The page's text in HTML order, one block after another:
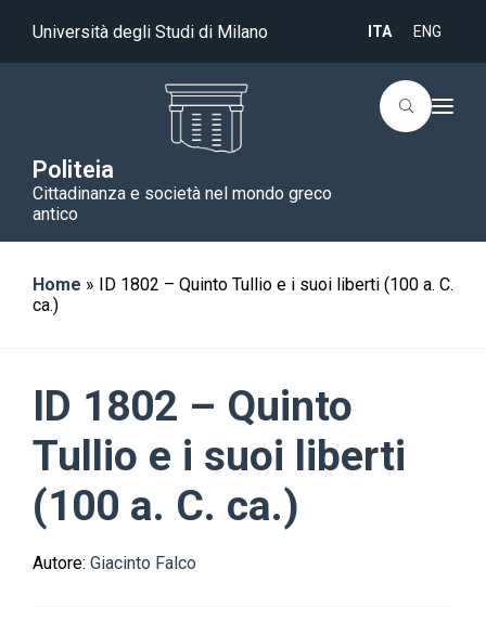
Università degli Studi di Milano ITA ENG
Politeia
Cittadinanza e società nel mondo greco
antico
T
v
a
Home »
ID 1802 – Quinto Tullio e i suoi liberti (100 a. C.
ca.)
ID 1802 – Quinto
Tullio e i suoi liberti
(100 a. C. ca.)
Autore: Giacinto Falco